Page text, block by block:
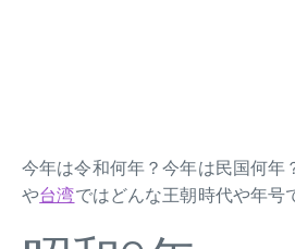
今年は令和何年？今年は民国何年
や台湾ではどんな王朝時代や年号